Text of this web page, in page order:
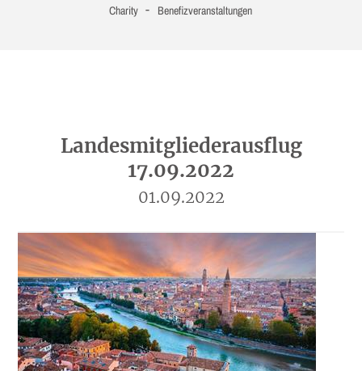
Charity - Benefizveranstaltungen
Landesmitgliederausflug
17.09.2022
01.09.2022